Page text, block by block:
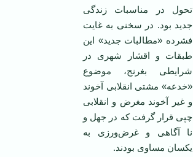
تحول در مناسبات زندگی
جدید بود. در سخنی به غایت
فشرده «مطالبات جدید» این
طبقات و اقشار شهری در
شرایطی بغرنج، موضوع
«خدعه» مشتی انقلابی آخوند
و غیر آخوند مغرض و انقلابی
چپی قرار گرفت که در جهل و
نا آگاهی و غرض‌ورزی به
یکسان مساوی بودند.